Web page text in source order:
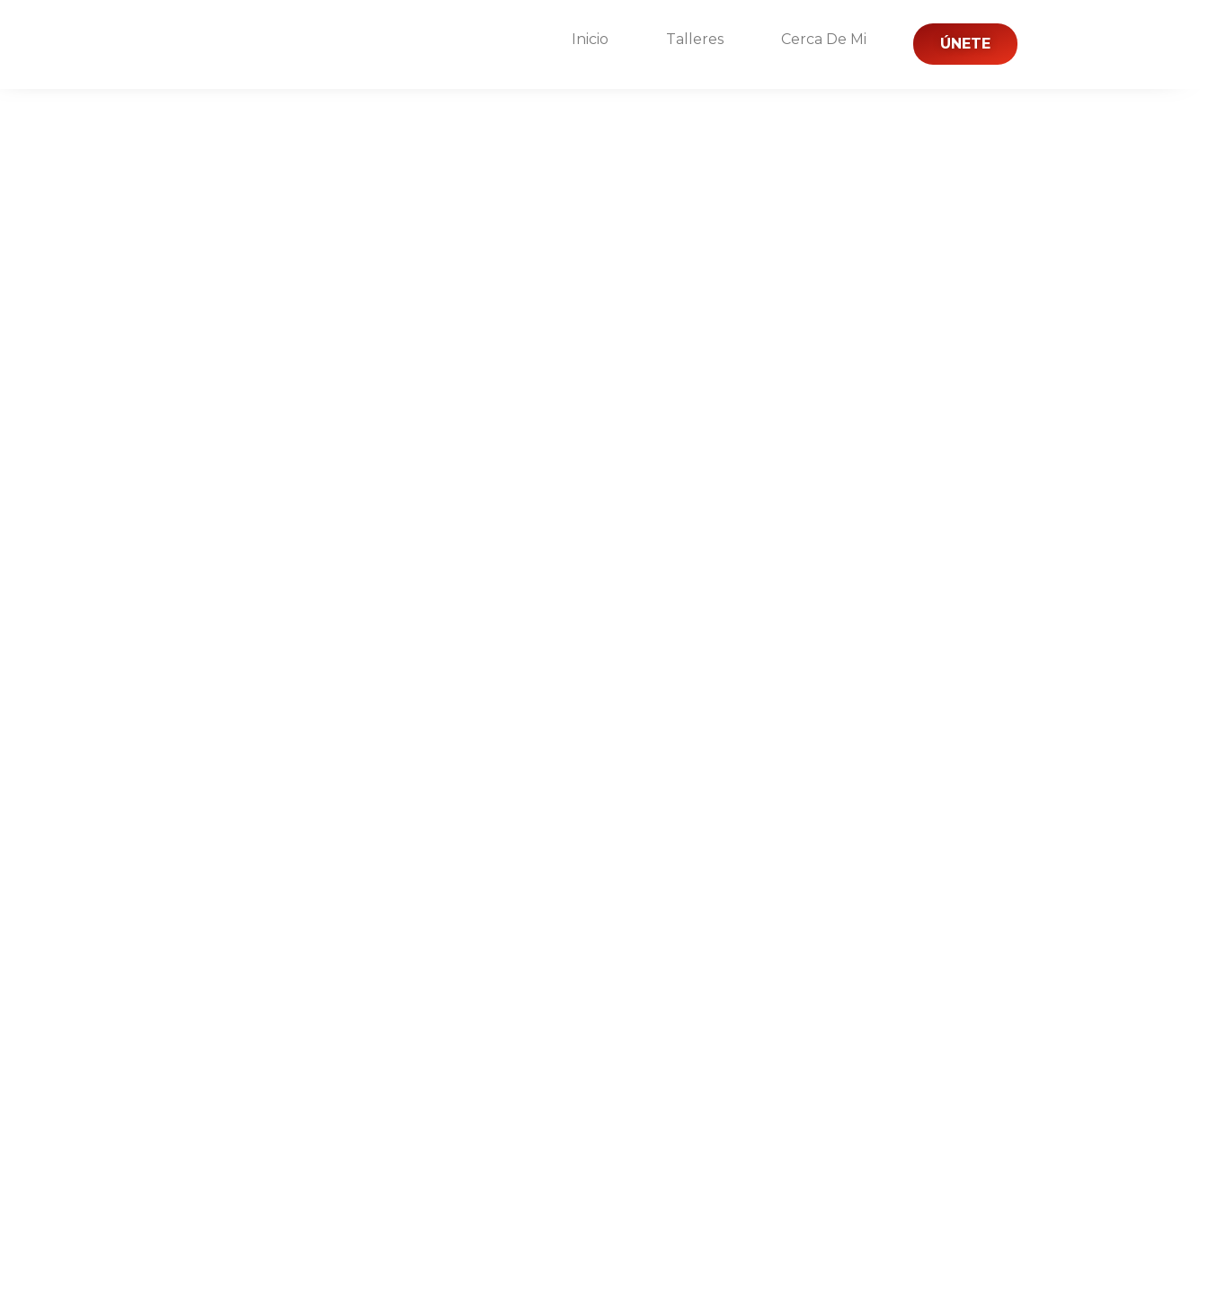
Inicio Talleres Cerca De Mi ÚNETE